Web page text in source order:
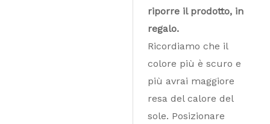
riporre il prodotto, in
regalo.
Ricordiamo che il
colore più è scuro e
più avrai maggiore
resa del calore del
sole. Posizionare